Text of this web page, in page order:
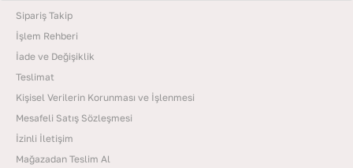
Sipariş Takip
İşlem Rehberi
İade ve Değişiklik
Teslimat
Kişisel Verilerin Korunması ve İşlenmesi
Mesafeli Satış Sözleşmesi
İzinli İletişim
Mağazadan Teslim Al